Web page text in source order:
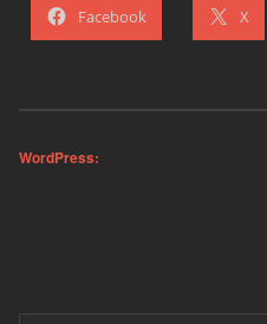
Facebook X
WordPress: